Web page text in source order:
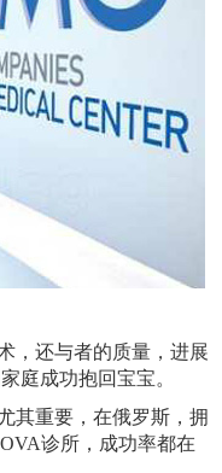
，还与者的质量，进展
庭成功抱回宝宝。
重要，在俄罗斯，拥
诊所，成功率都在